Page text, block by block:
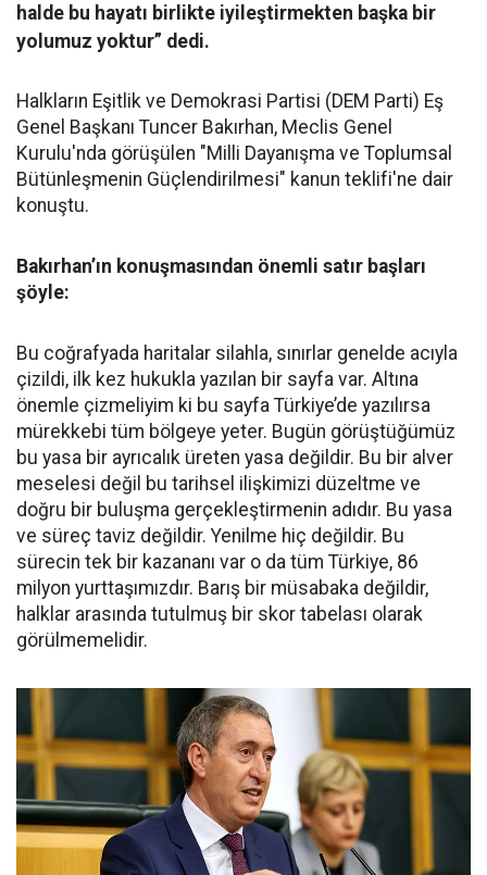
halde bu hayatı birlikte iyileştirmekten başka bir
yolumuz yoktur” dedi.
Halkların Eşitlik ve Demokrasi Partisi (DEM Parti) Eş
Genel Başkanı Tuncer Bakırhan, Meclis Genel
Kurulu'nda görüşülen "Milli Dayanışma ve Toplumsal
Bütünleşmenin Güçlendirilmesi" kanun teklifi'ne dair
konuştu.
Bakırhan’ın konuşmasından önemli satır başları
şöyle:
Bu coğrafyada haritalar silahla, sınırlar genelde acıyla
çizildi, ilk kez hukukla yazılan bir sayfa var. Altına
önemle çizmeliyim ki bu sayfa Türkiye’de yazılırsa
mürekkebi tüm bölgeye yeter. Bugün görüştüğümüz
bu yasa bir ayrıcalık üreten yasa değildir. Bu bir alver
meselesi değil bu tarihsel ilişkimizi düzeltme ve
doğru bir buluşma gerçekleştirmenin adıdır. Bu yasa
ve süreç taviz değildir. Yenilme hiç değildir. Bu
sürecin tek bir kazananı var o da tüm Türkiye, 86
milyon yurttaşımızdır. Barış bir müsabaka değildir,
halklar arasında tutulmuş bir skor tabelası olarak
görülmemelidir.